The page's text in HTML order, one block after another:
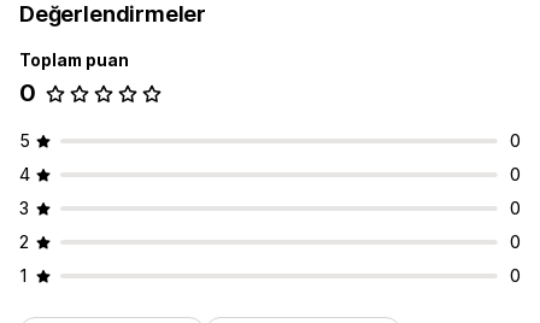
Değerlendirmeler
Toplam puan
0
5
0
4
0
3
0
2
0
1
0